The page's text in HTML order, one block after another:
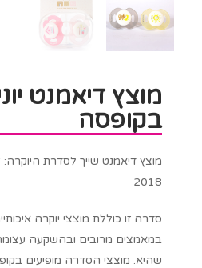
מוצץ דיאמנט
בקופסה
2018
סדרה זו כוללת מוצצי יוקרה
במאמצים מרובים ובהשקעה
שהיא. מוצצי הסדרה מופיעים